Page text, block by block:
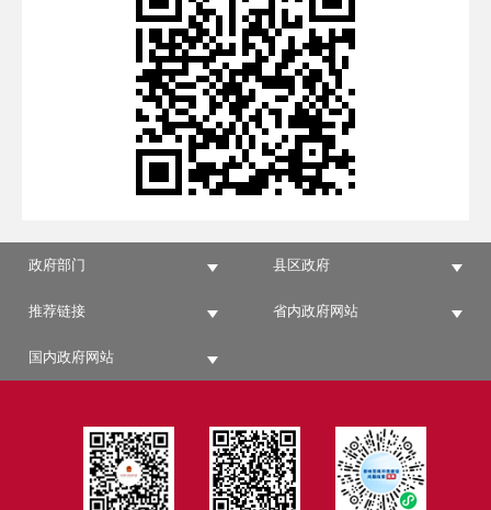
政府部门 县区政府
推荐链接 省内政府网站
国内政府网站